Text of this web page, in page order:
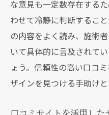
な意見も一定数存在する
わせて冷静に判断するこ
の内容をよく読み、施術
いて具体的に言及されて
ょう。信頼性の高い口コ
ザインを見つける手助けと